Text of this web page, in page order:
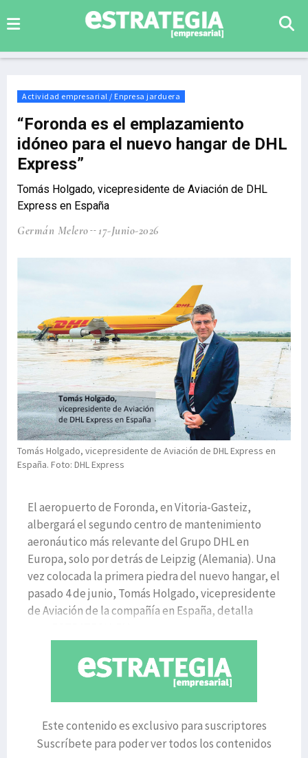
Actividad empresarial / Enpresa jarduera
“Foronda es el emplazamiento
idóneo para el nuevo hangar de DHL
Express”
Tomás Holgado, vicepresidente de Aviación de DHL
Express en España
Germán Melero 17-Junio-2026
Tomás Holgado, vicepresidente de Aviación de DHL Express en
España. Foto: DHL Express
El aeropuerto de Foronda, en Vitoria-Gasteiz,
albergará el segundo centro de mantenimiento
aeronáutico más relevante del Grupo DHL en
Europa, solo por detrás de Leipzig (Alemania). Una
vez colocada la primera piedra del nuevo hangar, el
pasado 4 de junio, Tomás Holgado, vicepresidente
de Aviación de la compañía en España, detalla
Este contenido es exclusivo para suscriptores
Suscríbete para poder ver todos los contenidos